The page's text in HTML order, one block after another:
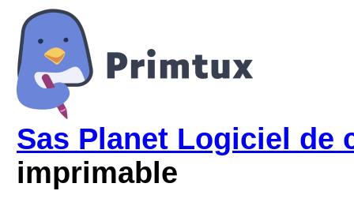
Sas Planet Logiciel de
imprimable